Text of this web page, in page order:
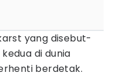
yang disebut-
di dunia
berdetak.